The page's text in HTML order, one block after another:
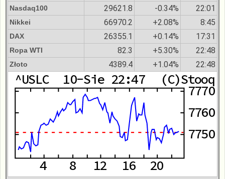
Nasdaq100 29621.8 -0.34% 22:01
Nikkei 66970.2 +2.08% 8:45
DAX 26355.1 +0.14% 17:31
Ropa WTI 82.3 +5.30% 22:48
Złoto 4389.4 +1.04% 22:48